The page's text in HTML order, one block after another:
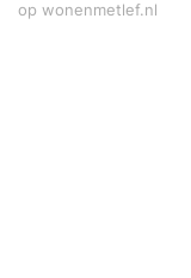
op wonenmetlef.nl